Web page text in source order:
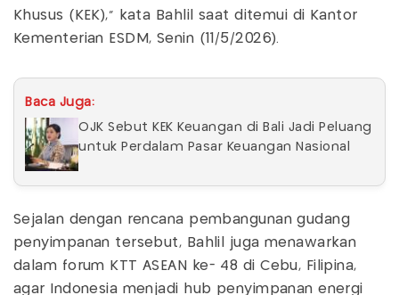
Khusus (KEK)," kata Bahlil saat ditemui di Kantor
Kementerian ESDM, Senin (11/5/2026).
Baca Juga:
OJK Sebut KEK Keuangan di Bali Jadi Peluang
untuk Perdalam Pasar Keuangan Nasional
Sejalan dengan rencana pembangunan gudang
penyimpanan tersebut, Bahlil juga menawarkan
dalam forum KTT ASEAN ke- 48 di Cebu, Filipina,
agar Indonesia menjadi hub penyimpanan energi